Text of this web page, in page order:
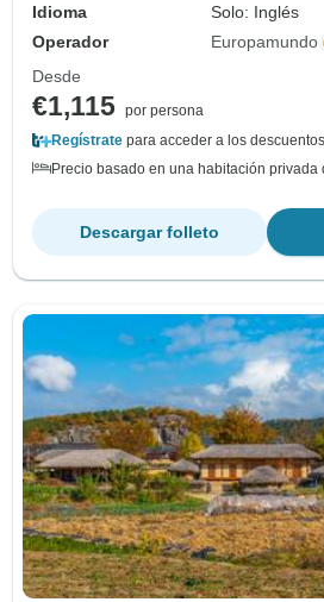
Idioma
Solo: Inglés
Operador
Europamundo
Desde
€1,115 por persona
Regístrate para acceder a los descuentos
Precio basado en una habitación privada
Descargar folleto